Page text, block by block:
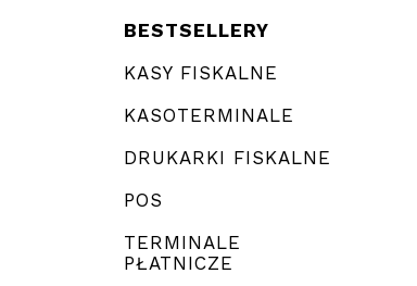
BESTSELLERY
KASY FISKALNE
KASOTERMINALE
DRUKARKI FISKALNE
POS
TERMINALE
PŁATNICZE